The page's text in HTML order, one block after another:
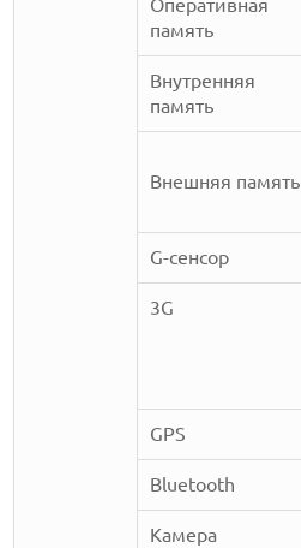
Оперативная
память
Внутренняя
память
Внешняя память
G-сенсор
3G
GPS
Bluetooth
Камера